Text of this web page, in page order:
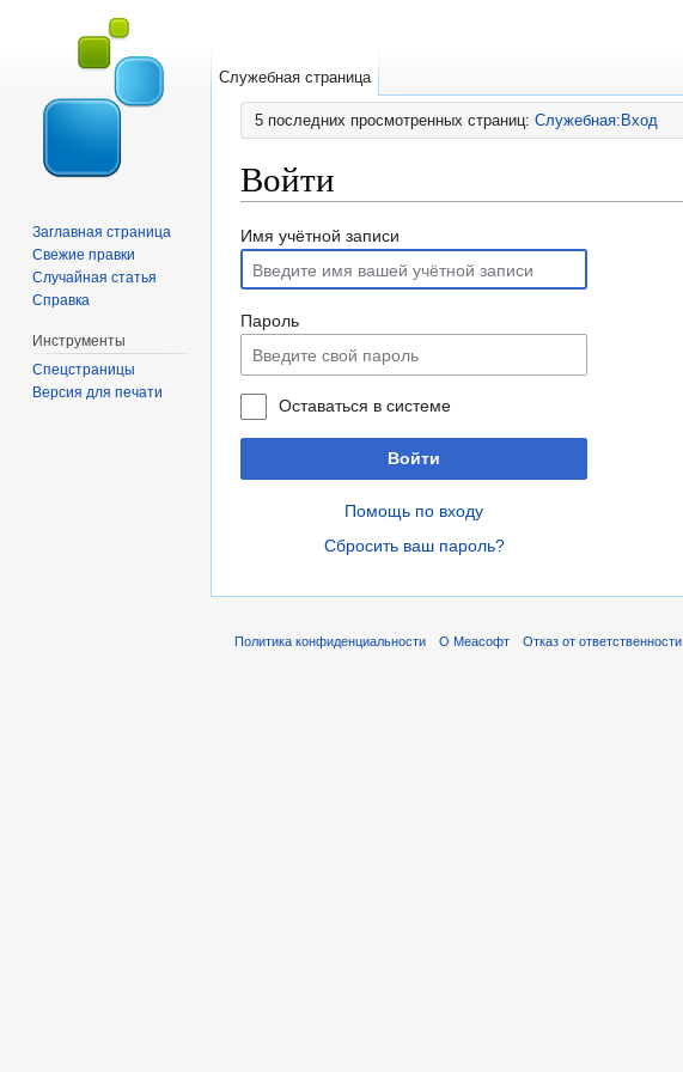
5 последних просмотренных страниц:Служебная:Вход
Войти
Имя учётной записи
Пароль
Оставаться в системе
Войти
Помощь по входу
Сбросить ваш пароль?
Служебная страница
Заглавная страница
Свежие правки
Случайная статья
Справка
Инструменты
Спецстраницы
Версия для печати
Политика конфиденциальности О Меасофт Отказ от ответственности